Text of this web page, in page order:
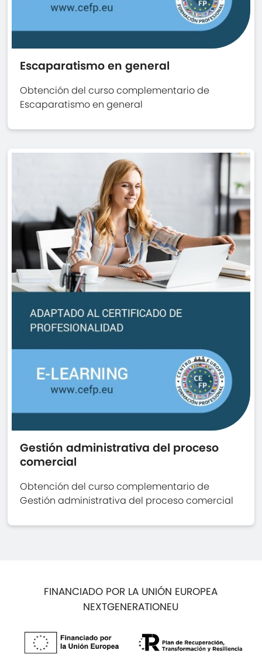
Escaparatismo en general
Obtención del curso complementario de
Escaparatismo en general
Gestión administrativa del proceso
comercial
Obtención del curso complementario de
Gestión administrativa del proceso comercial
FINANCIADO POR LA UNIÓN EUROPEA
NEXTGENERATIONEU